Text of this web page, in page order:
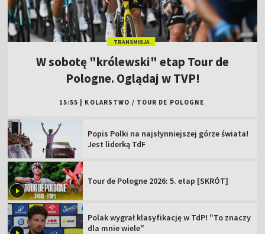
TRANSMISJA
W sobotę "królewski" etap Tour de
Pologne. Oglądaj w TVP!
15:55 KOLARSTWO / TOUR DE POLOGNE
Popis Polki na najsłynniejszej górze świata!
Jest liderką TdF
Tour de Pologne 2026: 5. etap [SKRÓT]
Polak wygrał klasyfikację w TdP! "To znaczy
dla mnie wiele"